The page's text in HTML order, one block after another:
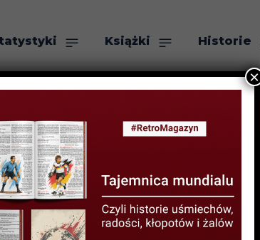
Książki Historie
turniejach
×